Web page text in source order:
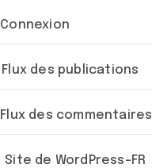
Connexion
Flux des publications
Flux des commentaires
Site de WordPress-FR